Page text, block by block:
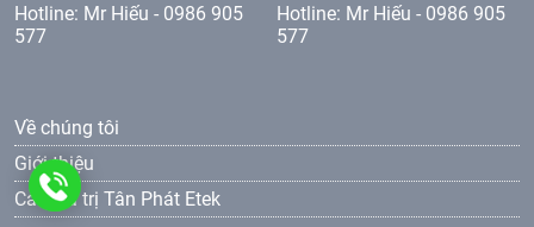
Hotline: Mr Hiếu - 0986 905
577
Hotline: Mr Hiếu - 0986 905
577
Về chúng tôi
Giới thiệu
Các giá trị Tân Phát Etek
0986